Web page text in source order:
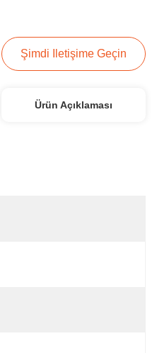
Şimdi Iletişime Geçin
Ürün Açıklaması